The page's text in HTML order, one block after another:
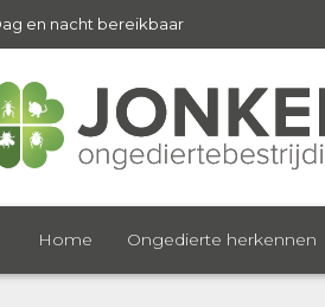
en nacht bereikbaar
Home Ongedierte herkennen